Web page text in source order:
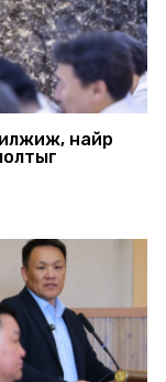
найр